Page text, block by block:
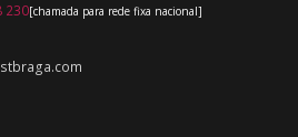
230[chamada para rede fixa nacional]